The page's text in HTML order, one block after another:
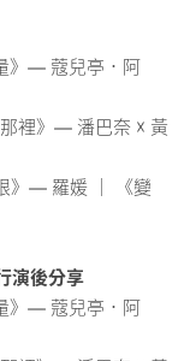
》— 蔻兒亭．阿
裡》— 潘巴奈 ☓ 黃
》— 羅媛 ｜ 《變
演後分享
》— 蔻兒亭．阿